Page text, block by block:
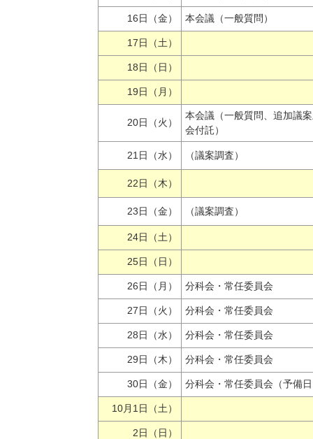
16日（金） 本会議（一般質問）
17日（土）
18日（日）
19日（月）
20日（火）
本会議（一般質問、追加議
会付託）
21日（水） （議案調査）
22日（木）
23日（金） （議案調査）
24日（土）
25日（日）
26日（月） 分科会・常任委員会
27日（火） 分科会・常任委員会
28日（水） 分科会・常任委員会
29日（木） 分科会・常任委員会
30日（金） 分科会・常任委員会（予備
10月1日（土）
2日（日）